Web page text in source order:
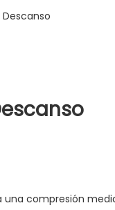
compresión